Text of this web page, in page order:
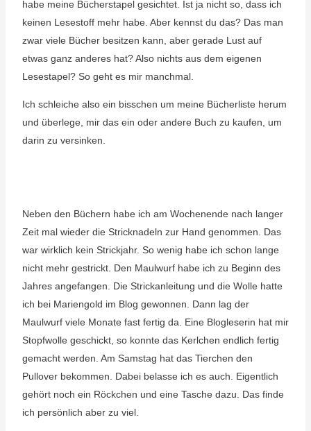
habe meine Bücherstapel gesichtet. Ist ja nicht so, dass ich
keinen Lesestoff mehr habe. Aber kennst du das? Das man
zwar viele Bücher besitzen kann, aber gerade Lust auf
etwas ganz anderes hat? Also nichts aus dem eigenen
Lesestapel? So geht es mir manchmal.
Ich schleiche also ein bisschen um meine Bücherliste herum
und überlege, mir das ein oder andere Buch zu kaufen, um
darin zu versinken.
Neben den Büchern habe ich am Wochenende nach langer
Zeit mal wieder die Stricknadeln zur Hand genommen. Das
war wirklich kein Strickjahr. So wenig habe ich schon lange
nicht mehr gestrickt. Den Maulwurf habe ich zu Beginn des
Jahres angefangen. Die Strickanleitung und die Wolle hatte
ich bei Mariengold im Blog gewonnen. Dann lag der
Maulwurf viele Monate fast fertig da. Eine Blogleserin hat mir
Stopfwolle geschickt, so konnte das Kerlchen endlich fertig
gemacht werden. Am Samstag hat das Tierchen den
Pullover bekommen. Dabei belasse ich es auch. Eigentlich
gehört noch ein Röckchen und eine Tasche dazu. Das finde
ich persönlich aber zu viel.